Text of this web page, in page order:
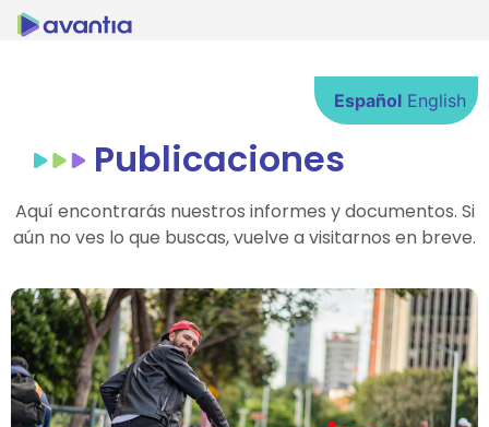
Español English
Publicaciones
Aquí encontrarás nuestros informes y documentos. Si
aún no ves lo que buscas, vuelve a visitarnos en breve.